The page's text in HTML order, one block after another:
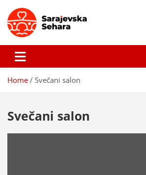
content
Sarajevska sehara
Home Svečani salon
Svečani salon